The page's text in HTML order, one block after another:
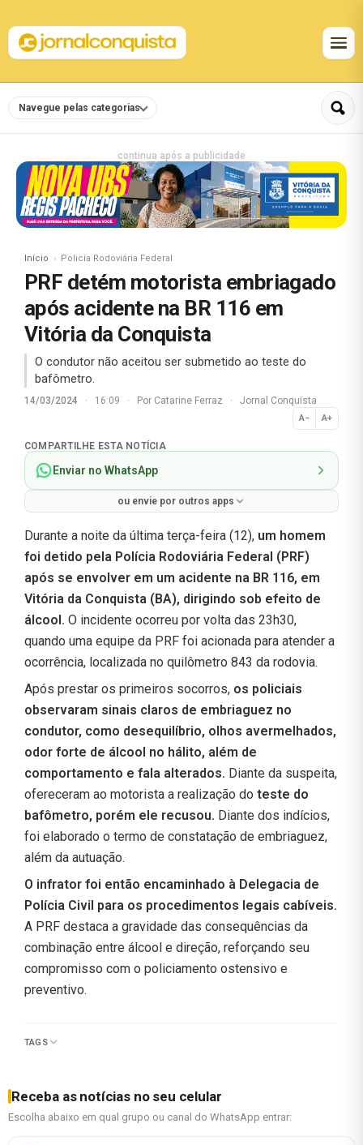
Navegue pelas categorias
continua após a publicidade
Início Policia Rodoviária Federal
PRF detém motorista embriagado
após acidente na BR 116 em
Vitória da Conquista
O condutor não aceitou ser submetido ao teste do
bafômetro.
14/03/2024 · 16:09 · Por Catarine Ferraz · Jornal Conquista
A− A+
Normal
COMPARTILHE ESTA NOTÍCIA
Enviar no WhatsApp
ou envie por outros apps
Durante a noite da última terça-feira (12), um homem
foi detido pela Polícia Rodoviária Federal (PRF)
após se envolver em um acidente na BR 116, em
Vitória da Conquista (BA), dirigindo sob efeito de
álcool. O incidente ocorreu por volta das 23h30,
quando uma equipe da PRF foi acionada para atender a
ocorrência, localizada no quilômetro 843 da rodovia.
Após prestar os primeiros socorros, os policiais
observaram sinais claros de embriaguez no
condutor, como desequilíbrio, olhos avermelhados,
odor forte de álcool no hálito, além de
comportamento e fala alterados. Diante da suspeita,
ofereceram ao motorista a realização do teste do
bafômetro, porém ele recusou. Diante dos indícios,
foi elaborado o termo de constatação de embriaguez,
além da autuação.
O infrator foi então encaminhado à Delegacia de
Polícia Civil para os procedimentos legais cabíveis.
A PRF destaca a gravidade das consequências da
combinação entre álcool e direção, reforçando seu
compromisso com o policiamento ostensivo e
preventivo.
TAGS
Receba as notícias no seu celular
Escolha abaixo em qual grupo ou canal do WhatsApp entrar: